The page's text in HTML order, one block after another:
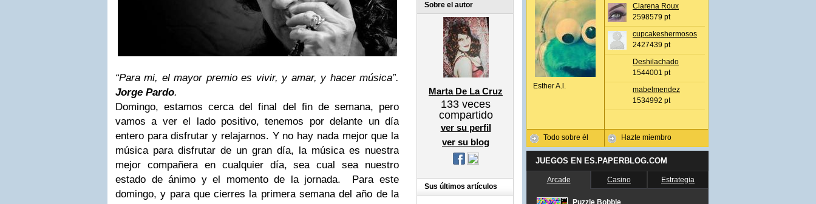
“Para mi, el mayor premio es vivir, y amar, y hacer música”.
Jorge Pardo.
Domingo,estamos cerca del final del finde semana, pero
vamos a ver el lado positivo, tenemos por delante un día
entero para disfrutar y relajarnos. Y no hay nada mejor que la
música para disfrutar de un gran día, la música es nuestra
mejor compañera en cualquier día, sea cual sea nuestro
estado de ánimo y el momento de la jornada.
Para este
domingo, y para que cierres la primera semana del año de la
Sobre el autor
Marta De La Cruz
133 veces
compartido
ver su perfil
ver su blog
Sus últimos artículos
Esther A.l.
Todo sobre él
Clarena Roux
2598579 pt
cupcakeshermosos
2427439 pt
Deshilachado
1544001 pt
mabelmendez
1534992 pt
Hazte miembro
JUEGOS EN ES.PAPERBLOG.COM
Arcade Casino Estrategia
Puzzle Bobble